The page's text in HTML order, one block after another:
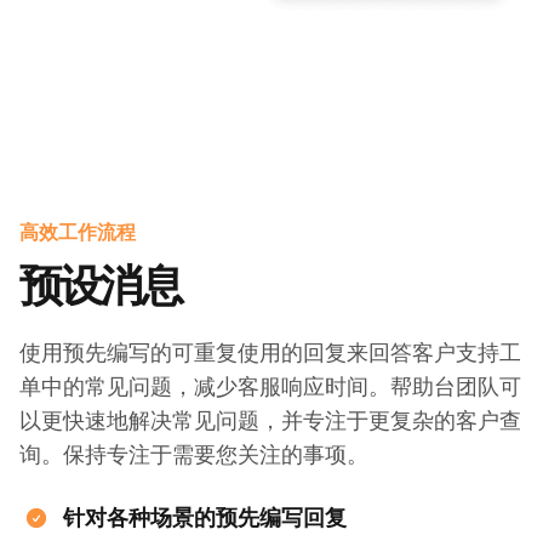
高效工作流程
预设消息
使用预先编写的可重复使用的回复来回答客户支持工
单中的常见问题，减少客服响应时间。帮助台团队可
以更快速地解决常见问题，并专注于更复杂的客户查
询。保持专注于需要您关注的事项。
针对各种场景的预先编写回复